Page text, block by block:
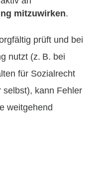
mitzuwirken.
prüft und bei
nutzt (z. B. bei
für Sozialrecht
selbst), kann Fehler
weitgehend